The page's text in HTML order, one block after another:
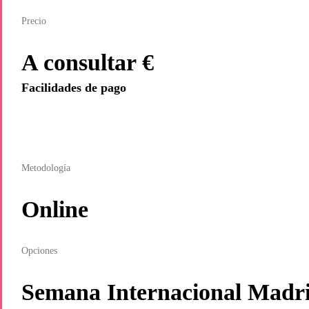
Precio
A consultar €
Facilidades de pago
Metodología
Online
Opciones
Semana Internacional